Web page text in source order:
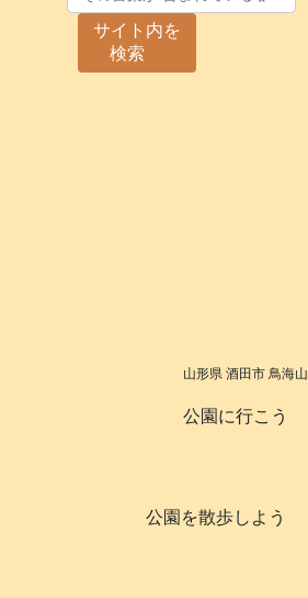
サイト内を
検索
山形県 酒田市 鳥海山
公園に行こう
公園を散歩しよう